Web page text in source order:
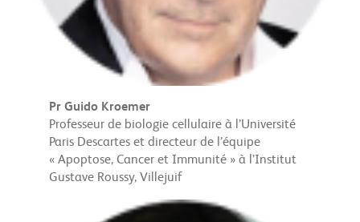
Pr Guido Kroemer
Professeur de biologie cellulaire à l’Université
Paris Descartes et directeur de l’équipe
« Apoptose, Cancer et Immunité » à l’Institut
Gustave Roussy, Villejuif